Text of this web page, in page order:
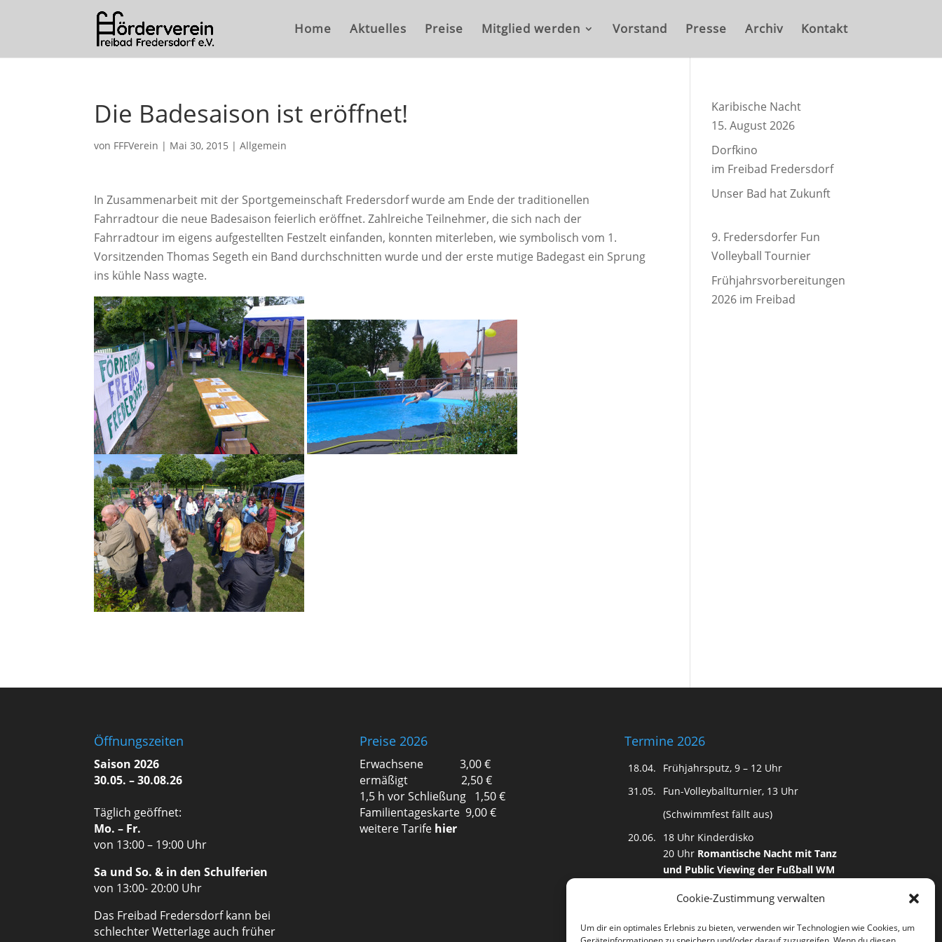
Cookie-Zustimmung verwalten
Um dir ein optimales Erlebnis zu bieten, verwenden wir Technologien wie Cookies, um
Home Aktuelles Preise Mitglied werden Vorstand Presse Archiv Kontakt
Die Badesaison ist eröffnet!
von FFFVerein | Mai 30, 2015 |Allgemein
In Zusammenarbeit mit der Sportgemeinschaft Fredersdorf wurde am Ende der traditionellen
Fahrradtour die neue Badesaison feierlich eröffnet. Zahlreiche Teilnehmer, die sich nach der
Fahrradtour im eigens aufgestellten Festzelt einfanden, konnten miterleben, wie symbolisch vom 1.
Vorsitzenden Thomas Segeth ein Band durchschnitten wurde und der erste mutige Badegast ein Sprung
ins kühle Nass wagte.
Karibische Nacht
15. August 2026
Dorfkino
im Freibad Fredersdorf
Unser Bad hat Zukunft
9. Fredersdorfer Fun
Volleyball Tournier
Frühjahrsvorbereitungen
2026 im Freibad
Öffnungszeiten
Saison 2026
30.05. – 30.08.26
Täglich geöffnet:
Mo. – Fr.
von 13:00 – 19:00 Uhr
Sa und So. & in den Schulferien
von 13:00- 20:00 Uhr
Das Freibad Fredersdorf kann bei
schlechter Wetterlage auch früher
Preise 2026
Erwachsene 3,00 €
ermäßigt 2,50 €
1,5 h vor Schließung 1,50 €
Familientageskarte 9,00 €
weitere Tarife hier
Termine 2026
18.04.
Frühjahrsputz, 9 – 12 Uhr
31.05.
Fun-Volleyballturnier, 13 Uhr
(Schwimmfest fällt aus)
20.06.
18 Uhr Kinderdisko
20 Uhr Romantische Nacht mit Tanz
und Public Viewing der Fußball WM
18 Uhr Kinderdisko
20 Uhr Karibische Nacht mit Tanz